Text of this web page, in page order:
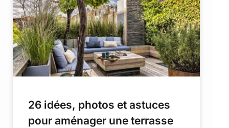
26 idées, photos et astuces
pour aménager une terrasse